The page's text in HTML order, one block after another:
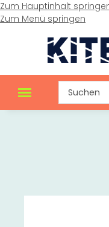
Zum Hauptinhalt
Zum Menü springen